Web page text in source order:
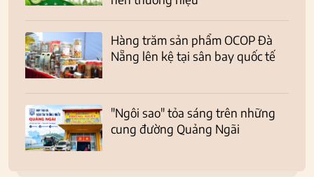
Hàng trăm sản phẩm OCOP Đà
Nẵng lên kệ tại sân bay quốc tế
"Ngôi sao" tỏa sáng trên những
cung đường Quảng Ngãi